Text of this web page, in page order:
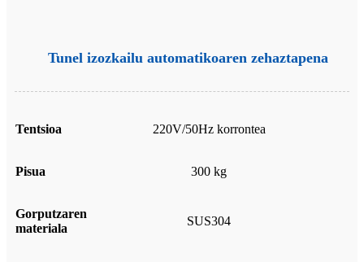
Tunel izozkailu automatikoaren zehaztapena
Tentsioa 220V/50Hz korrontea
Pisua 300 kg
Gorputzaren
materiala
SUS304